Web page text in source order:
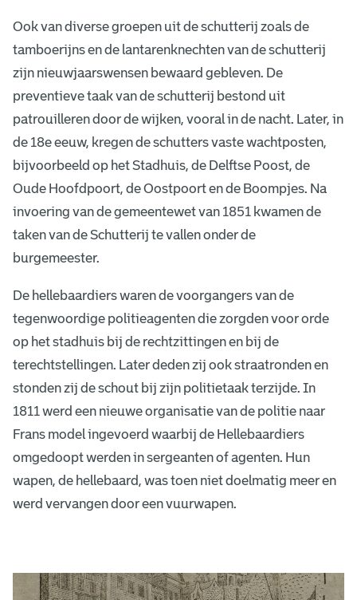
Ook van diverse groepen uit de schutterij zoals de
tamboerijns en de lantarenknechten van de schutterij
zijn nieuwjaarswensen bewaard gebleven. De
preventieve taak van de schutterij bestond uit
patrouilleren door de wijken, vooral in de nacht. Later, in
de 18e eeuw, kregen de schutters vaste wachtposten,
bijvoorbeeld op het Stadhuis, de Delftse Poost, de
Oude Hoofdpoort, de Oostpoort en de Boompjes. Na
invoering van de gemeentewet van 1851 kwamen de
taken van de Schutterij te vallen onder de
burgemeester.
De hellebaardiers waren de voorgangers van de
tegenwoordige politieagenten die zorgden voor orde
op het stadhuis bij de rechtzittingen en bij de
terechtstellingen. Later deden zij ook straatronden en
stonden zij de schout bij zijn politietaak terzijde. In
1811 werd een nieuwe organisatie van de politie naar
Frans model ingevoerd waarbij de Hellebaardiers
omgedoopt werden in sergeanten of agenten. Hun
wapen, de hellebaard, was toen niet doelmatig meer en
werd vervangen door een vuurwapen.
h